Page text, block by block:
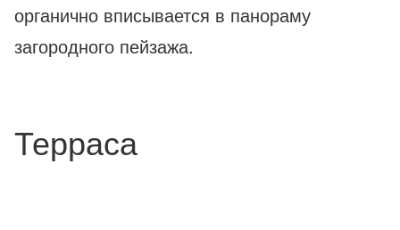
органично вписывается в панораму
загородного пейзажа.
Терраса